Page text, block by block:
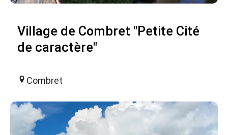
Village de Combret "Petite Cité
de caractère"
Combret